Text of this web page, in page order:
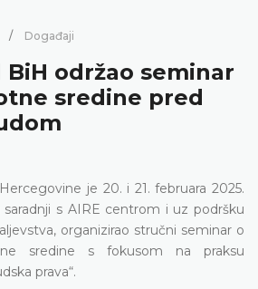
Događaji
BiH održao seminar
sredine pred
je 20. i 21. februara 2025.
s AIRE centrom i uz podršku
organizirao stručni seminar o
sredine s fokusom na praksu
prava“.